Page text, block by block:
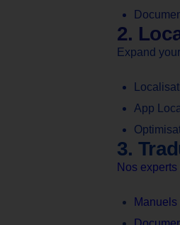
2.
Expand
App
3.
Nos